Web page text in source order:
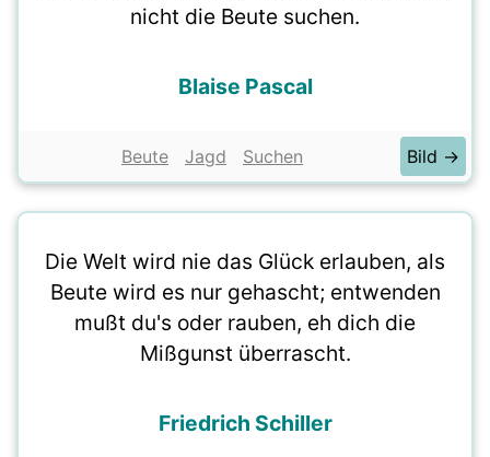
nicht die Beute suchen.
Blaise Pascal
Beute Jagd Suchen Bild →
Die Welt wird nie das Glück erlauben, als
Beute wird es nur gehascht; entwenden
mußt du's oder rauben, eh dich die
Mißgunst überrascht.
Friedrich Schiller